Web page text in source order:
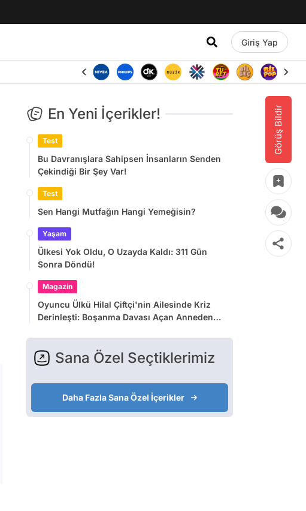
Giriş Yap
Görüş Bildir
En Yeni İçerikler!
Test
Bu Davranışlara Sahipsen İnsanların Senden
Çekindiği Bir Şey Var!
Test
Sen Hangi Mutfağın Hangi Yemeğisin?
Yaşam
Ülkesi Yok Oldu, O Uzayda Kaldı: 311 Gün
Sonra Döndü!
Magazin
Oyuncu Ülkü Hilal Çiftçi'nin Ailesinde Kriz
Derinleşti: Boşanma Davası Açan Anneden
Sana Özel Seçtiklerimiz
Daha Fazla Sana Özel İçerikler